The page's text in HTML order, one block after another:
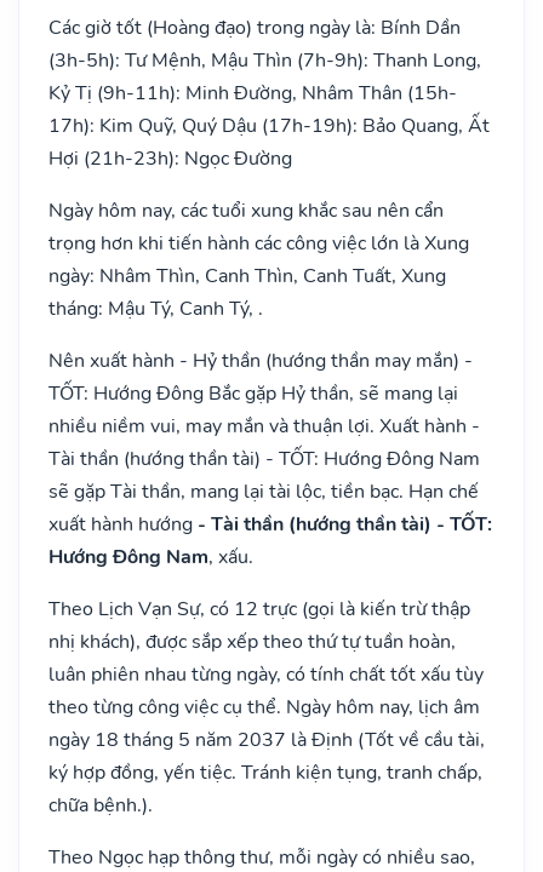
Các giờ tốt (Hoàng đạo) trong ngày là: Bính Dần
(3h-5h): Tư Mệnh, Mậu Thìn (7h-9h): Thanh Long,
Kỷ Tị (9h-11h): Minh Đường, Nhâm Thân (15h-
17h): Kim Quỹ, Quý Dậu (17h-19h): Bảo Quang, Ất
Hợi (21h-23h): Ngọc Đường
Ngày hôm nay, các tuổi xung khắc sau nên cẩn
trọng hơn khi tiến hành các công việc lớn là Xung
ngày: Nhâm Thìn, Canh Thìn, Canh Tuất, Xung
tháng: Mậu Tý, Canh Tý, .
Nên xuất hành - Hỷ thần (hướng thần may mắn) -
TỐT: Hướng Đông Bắc gặp Hỷ thần, sẽ mang lại
nhiều niềm vui, may mắn và thuận lợi. Xuất hành -
Tài thần (hướng thần tài) - TỐT: Hướng Đông Nam
sẽ gặp Tài thần, mang lại tài lộc, tiền bạc. Hạn chế
xuất hành hướng - Tài thần (hướng thần tài) - TỐT:
Hướng Đông Nam, xấu.
Theo Lịch Vạn Sự, có 12 trực (gọi là kiến trừ thập
nhị khách), được sắp xếp theo thứ tự tuần hoàn,
luân phiên nhau từng ngày, có tính chất tốt xấu tùy
theo từng công việc cụ thể. Ngày hôm nay, lịch âm
ngày 18 tháng 5 năm 2037 là Định (Tốt về cầu tài,
ký hợp đồng, yến tiệc. Tránh kiện tụng, tranh chấp,
chữa bệnh.).
Theo Ngọc hạp thông thư, mỗi ngày có nhiều sao,